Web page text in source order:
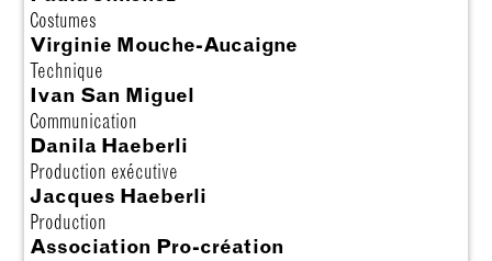
Costumes
Virginie Mouche-Aucaigne
Technique
Ivan San Miguel
Communication
Danila Haeberli
Production exécutive
Jacques Haeberli
Production
Association Pro-création